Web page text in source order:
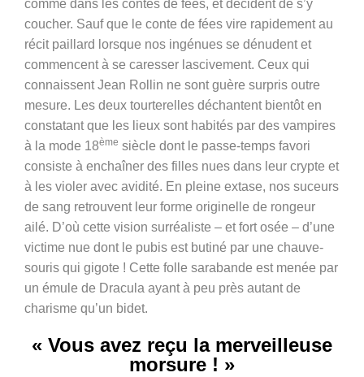
comme dans les contes de fées, et décident de s’y
coucher. Sauf que le conte de fées vire rapidement au
récit paillard lorsque nos ingénues se dénudent et
commencent à se caresser lascivement. Ceux qui
connaissent Jean Rollin ne sont guère surpris outre
mesure. Les deux tourterelles déchantent bientôt en
constatant que les lieux sont habités par des vampires
à la mode 18ème siècle dont le passe-temps favori
consiste à enchaîner des filles nues dans leur crypte et
à les violer avec avidité. En pleine extase, nos suceurs
de sang retrouvent leur forme originelle de rongeur
ailé. D’où cette vision surréaliste – et fort osée – d’une
victime nue dont le pubis est butiné par une chauve-
souris qui gigote ! Cette folle sarabande est menée par
un émule de Dracula ayant à peu près autant de
charisme qu’un bidet.
« Vous avez reçu la merveilleuse
morsure ! »